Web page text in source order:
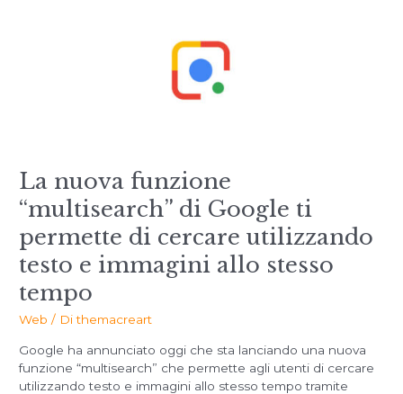
La nuova funzione
“multisearch” di Google ti
permette di cercare utilizzando
testo e immagini allo stesso
tempo
Web / Dithemacreart
Google ha annunciato oggi che sta lanciando una nuova
funzione “multisearch” che permette agli utenti di cercare
utilizzando testo e immagini allo stesso tempo tramite